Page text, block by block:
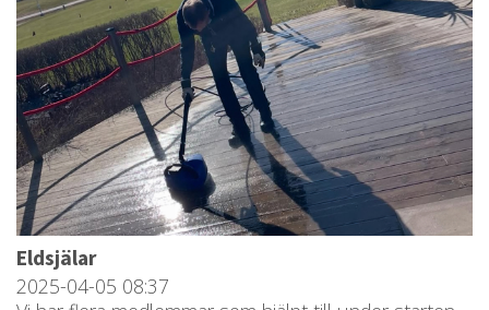
Eldsjälar
2025-04-05 08:37